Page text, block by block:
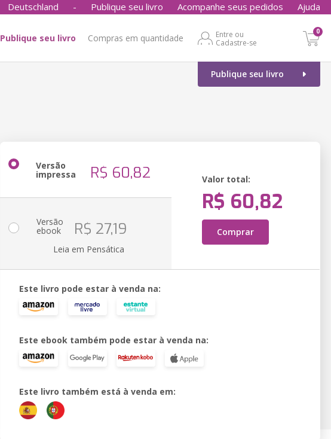
Deutschland - Publique seu livro Acompanhe seus pedidos Ajuda
Publique seu livro Compras em quantidade
Entre ou
Cadastre-se
0
Publique seu livro
Versão
impressa R$ 60,82 Valor total:
R$ 60,82
Comprar
Versão
ebook R$ 27,19
Leia em Pensática
Este livro pode estar à venda na:
Este ebook também pode estar à venda na:
Este livro também está à venda em: